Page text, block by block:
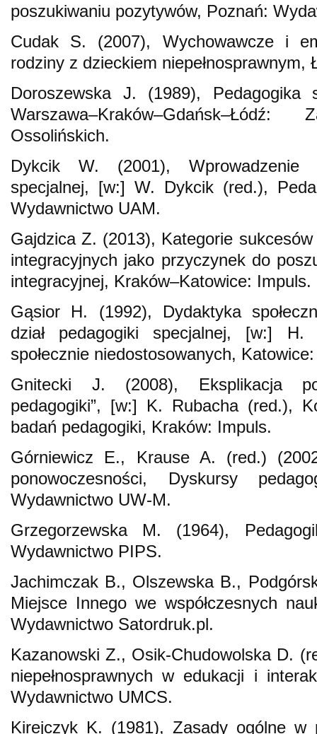
poszukiwaniu pozytywów, Poznań:
Cudak S. (2007), Wychowawcze i
rodziny z dzieckiem
Doroszewska J. (1989), Pedagogika
Ossolińskich.
Dykcik W. (2001), Wprowadzenie
specjalnej, [w:] W. Dykcik (red.),
Wydawnictwo UAM.
Gajdzica Z. (2013), Kategorie
integracyjnych jako przyczynek do
integracyjnej, Kraków–Katowice: Impuls.
Gąsior H. (1992), Dydaktyka
dział pedagogiki specjalnej, [w:] H.
społecznie niedostosowanych,
Gnitecki J. (2008), Eksplikacja
pedagogiki”, [w:] K. Rubacha (red.),
badań pedagogiki, Kraków: Impuls.
Górniewicz E., Krause A. (red.)
ponowoczesności, Dyskursy
Wydawnictwo UW-M.
Grzegorzewska M. (1964),
Wydawnictwo PIPS.
Jachimczak B., Olszewska B.,
Miejsce Innego we współczesnych
Wydawnictwo Satordruk.pl.
Kazanowski Z., Osik-Chudowolska D.
niepełnosprawnych w edukacji i
Wydawnictwo UMCS.
Kirejczyk K. (1981), Zasady ogólne w